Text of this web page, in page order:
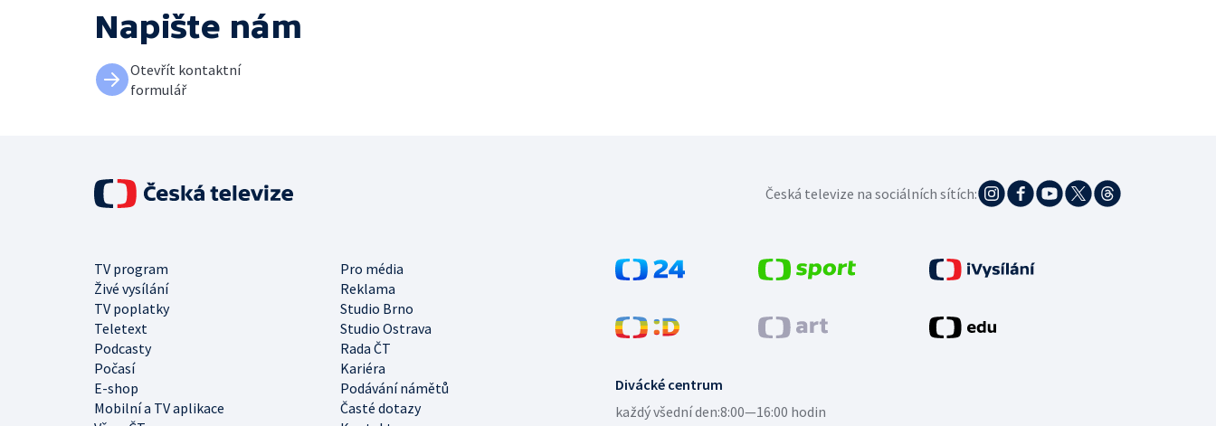
Napište nám
Otevřít kontaktní
formulář
Divácké centrum
každý všední den:8:00—16:00 hodin
TV program
Pro média
Živé vysílání
Reklama
TV poplatky
Studio Brno
Teletext
Studio Ostrava
Podcasty
Rada ČT
Počasí
Kariéra
E-shop
Podávání námětů
Mobilní a TV aplikace
Časté dotazy
Česká televize na sociálních sítích: